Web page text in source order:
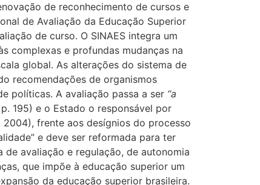
de reconhecimento de cursos e
de Avaliação da Educação Superior
de curso. O SINAES integra um
complexas e profundas mudanças na
global. As alterações do sistema de
recomendações de organismos
políticas. A avaliação passa a ser “a
p. 195) e o Estado o responsável por
frente aos desígnios do processo
e deve ser reformada para ter
de avaliação e regulação, de autonomia
que impõe à educação superior um
da educação superior brasileira.